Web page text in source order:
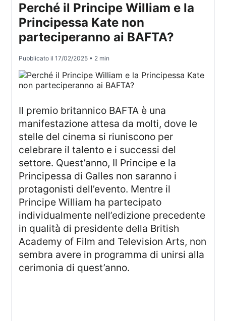
Perché il Principe William e la
Principessa Kate non
parteciperanno ai BAFTA?
Pubblicato il17/02/2025 • 2 min
Il premio britannico BAFTA è una
manifestazione attesa da molti, dove le
stelle del cinema si riuniscono per
celebrare il talento e i successi del
settore. Quest’anno, Il Principe e la
Principessa di Galles non saranno i
protagonisti dell’evento. Mentre il
Principe William ha partecipato
individualmente nell’edizione precedente
in qualità di presidente della British
Academy of Film and Television Arts, non
sembra avere in programma di unirsi alla
cerimonia di quest’anno.